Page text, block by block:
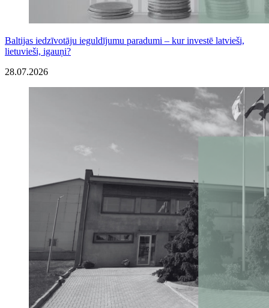
Baltijas iedzīvotāju ieguldījumu paradumi – kur investē latvieši,
lietuvieši, igauņi?
28.07.2026